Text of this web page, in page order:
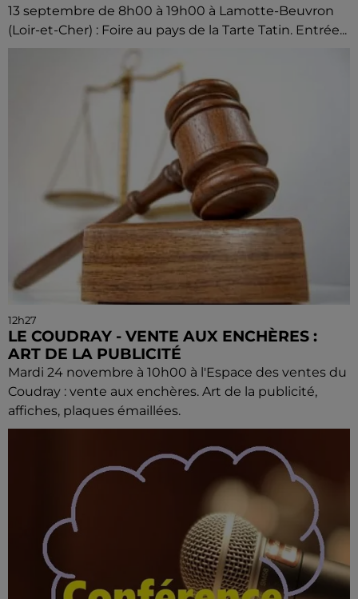
13 septembre de 8h00 à 19h00 à Lamotte-Beuvron
(Loir-et-Cher) : Foire au pays de la Tarte Tatin. Entrée...
12h27
LE COUDRAY - VENTE AUX ENCHÈRES :
ART DE LA PUBLICITÉ
Mardi 24 novembre à 10h00 à l'Espace des ventes du
Coudray : vente aux enchères. Art de la publicité,
affiches, plaques émaillées.